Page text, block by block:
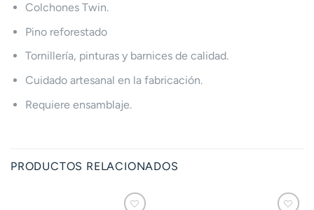
Colchones Twin.
Pino reforestado
Tornillería, pinturas y barnices de calidad.
Cuidado artesanal en la fabricación.
Requiere ensamblaje.
PRODUCTOS RELACIONADOS